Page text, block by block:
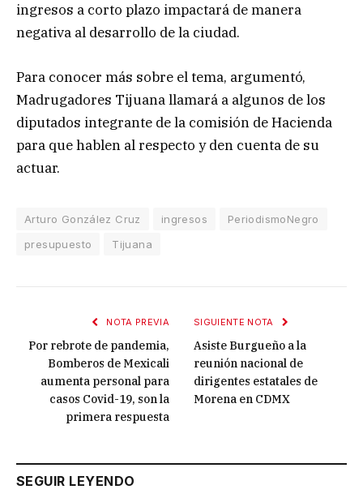
ingresos a corto plazo impactará de manera
negativa al desarrollo de la ciudad.
Para conocer más sobre el tema, argumentó,
Madrugadores Tijuana llamará a algunos de los
diputados integrante de la comisión de Hacienda
para que hablen al respecto y den cuenta de su
actuar.
Arturo González Cruz ingresos
PeriodismoNegro
presupuesto
Tijuana
NOTA PREVIA
Por rebrote de pandemia,
Bomberos de Mexicali
aumenta personal para
casos Covid-19, son la
primera respuesta
SIGUIENTE NOTA
Asiste Burgueño a la
reunión nacional de
dirigentes estatales de
Morena en CDMX
SEGUIR LEYENDO